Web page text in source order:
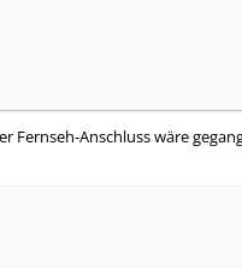
Anschluss wäre